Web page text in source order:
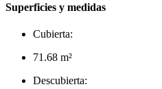
Superficies y medidas
Cubierta:
71.68 m²
Descubierta: